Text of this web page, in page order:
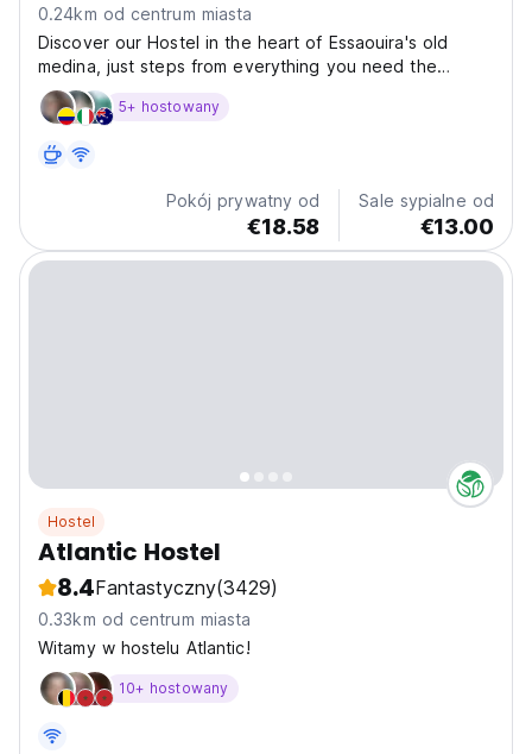
0.24km od centrum miasta
Discover our Hostel in the heart of Essaouira's old
medina, just steps from everything you need the
beach, souks, cafés, and historic sites. Each room is
charmingly designed and equipped with 4 comfortable
5+ hostowany
Pokój prywatny od
€18.58
Sale sypialne od
€13.00
Hostel
Atlantic Hostel
8.4Fantastyczny(3429)
0.33km od centrum miasta
Witamy w hostelu Atlantic!
10+ hostowany